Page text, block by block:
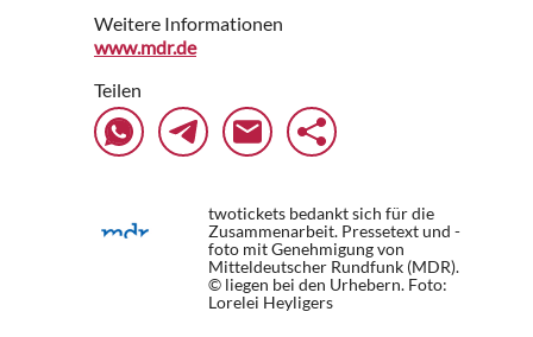
Weitere Informationen
www.mdr.de
Teilen
twotickets bedankt sich für die
Zusammenarbeit. Pressetext und -
foto mit Genehmigung von
Mitteldeutscher Rundfunk (MDR).
© liegen bei den Urhebern. Foto:
Lorelei Heyligers